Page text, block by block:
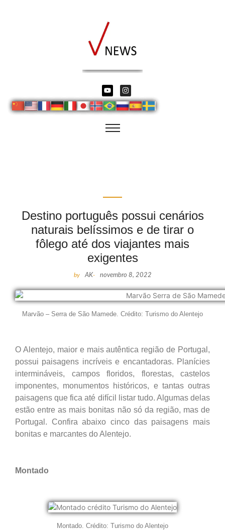
Destino português possui cenários
naturais belíssimos e de tirar o
fôlego até dos viajantes mais
exigentes
by AK- novembro 8, 2022
Marvão – Serra de São Mamede. Crédito: Turismo do Alentejo
O Alentejo, maior e mais autêntica região de Portugal,
possui paisagens incríveis e encantadoras. Planícies
intermináveis, campos floridos, florestas, castelos
imponentes, monumentos históricos, e tantas outras
paisagens que fica até difícil listar tudo. Algumas delas
estão entre as mais bonitas não só da região, mas de
Portugal. Confira abaixo cinco das paisagens mais
bonitas e marcantes do Alentejo.
Montado
Montado. Crédito: Turismo do Alentejo